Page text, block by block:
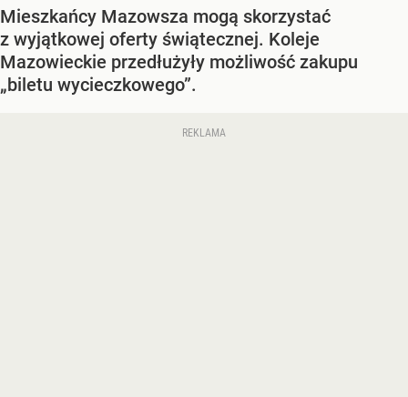
Mieszkańcy Mazowsza mogą skorzystać
z wyjątkowej oferty świątecznej. Koleje
Mazowieckie przedłużyły możliwość zakupu
„biletu wycieczkowego”.